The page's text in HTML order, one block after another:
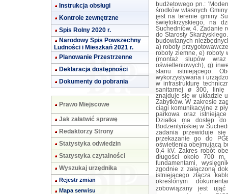
Instrukcja obsługi
Kontrole zewnętrzne
Spis Rolny 2020 r.
Narodowy Spis Powszechny
Ludności i Mieszkań 2021 r.
Planowanie Przestrzenne
Deklaracja dostępności
Dokumenty do pobrania
Prawo Miejscowe
Jak załatwić sprawę
Redaktorzy Strony
Statystyka odwiedzin
Statystyka czytalności
Wyszukaj urzędnika
Rejestr zmian
Mapa serwisu